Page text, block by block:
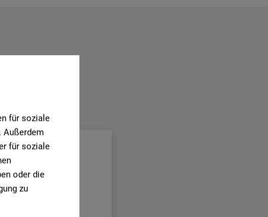
für soziale
Außerdem
für soziale
oder die
zu